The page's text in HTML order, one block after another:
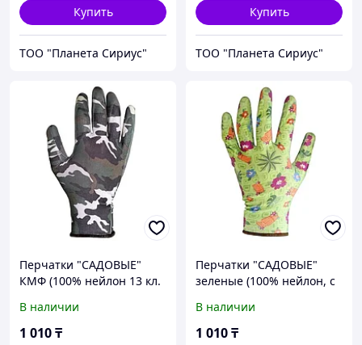
Купить
ТОО "Планета Сириус"
Купить
ТОО "Планета Сириус"
Перчатки "САДОВЫЕ"
КМФ (100% нейлон 13 кл.
прозр. нитрил) уп120пар
В наличии
1 010₸
Перчатки "САДОВЫЕ"
зеленые (100% нейлон, с
нитрил) уп 120пар
В наличии
1 010₸